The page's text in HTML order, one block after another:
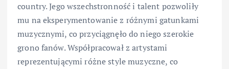
country. Jego wszechstronność i talent pozwoliły
mu na eksperymentowanie z różnymi gatunkami
muzycznymi, co przyciągnęło do niego szerokie
grono fanów. Współpracował z artystami
reprezentującymi różne style muzyczne, co